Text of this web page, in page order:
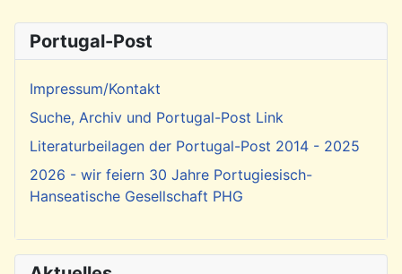
Portugal-Post
Impressum/Kontakt
Suche, Archiv und Portugal-Post Link
Literaturbeilagen der Portugal-Post 2014 - 2025
2026 - wir feiern 30 Jahre Portugiesisch-
Hanseatische Gesellschaft PHG